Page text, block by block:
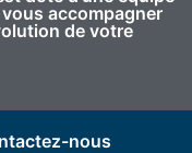
accompagner
de votre
nous